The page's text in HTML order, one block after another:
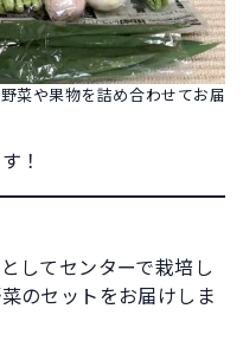
菜や果物を詰め合わせてお届
！
してセンターで栽培し
のセットをお届けしま